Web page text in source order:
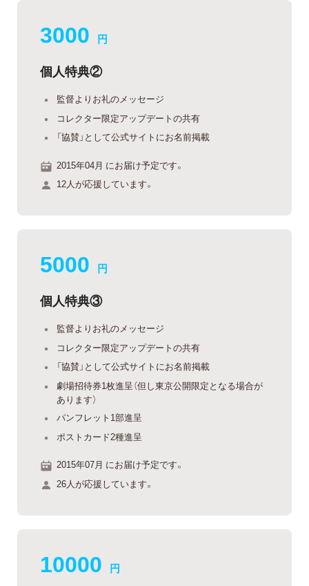
3000 円
個人特典②
監督よりお礼のメッセージ
コレクター限定アップデートの共有
「協賛」として公式サイトにお名前掲載
2015年04月 にお届け予定です。
12人が応援しています。
5000 円
個人特典③
監督よりお礼のメッセージ
コレクター限定アップデートの共有
「協賛」として公式サイトにお名前掲載
劇場招待券1枚進呈（但し東京公開限定となる場合が
あります）
パンフレット1部進呈
ポストカード2種進呈
2015年07月 にお届け予定です。
26人が応援しています。
10000 円